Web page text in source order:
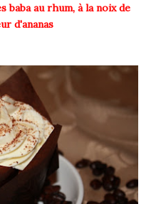
baba au rhum, à la noix de
d'ananas